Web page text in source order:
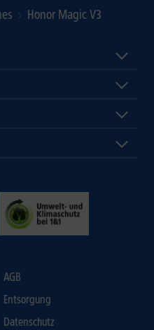
Honor Magic V3
AGB
Entsorgung
Datenschutz